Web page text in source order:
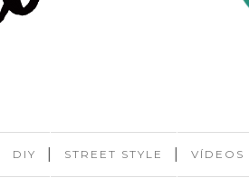
DIY | STREET STYLE | VÍDEOS